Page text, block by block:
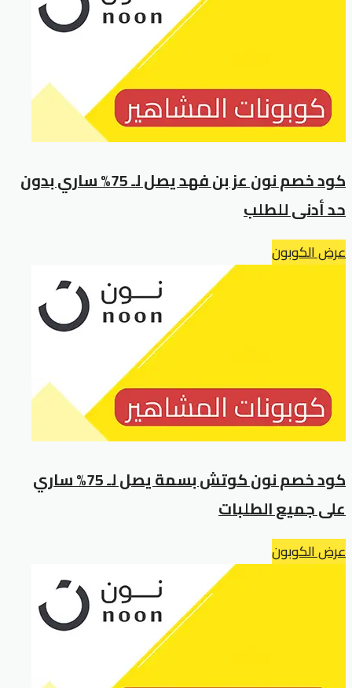
كود خصم نون عز بن فهد يصل لـ 75% ساري بدون
حد أدنى للطلب
عرض الكوبون
كود خصم نون كوتش بسمة يصل لـ 75% ساري
على جميع الطلبات
عرض الكوبون